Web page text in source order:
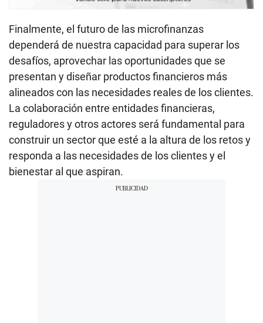
Finalmente, el futuro de las microfinanzas
dependerá de nuestra capacidad para superar los
desafíos, aprovechar las oportunidades que se
presentan y diseñar productos financieros más
alineados con las necesidades reales de los clientes.
La colaboración entre entidades financieras,
reguladores y otros actores será fundamental para
construir un sector que esté a la altura de los retos y
responda a las necesidades de los clientes y el
bienestar al que aspiran.